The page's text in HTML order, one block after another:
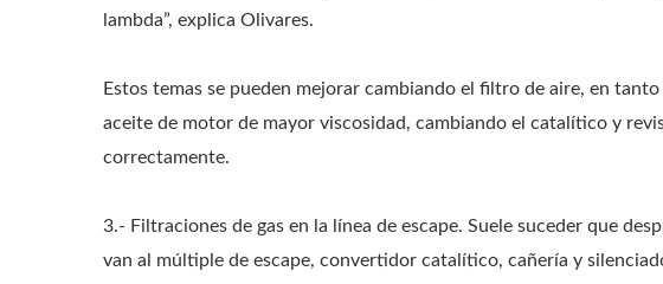
lambda”, explica Olivares.
Estos temas se pueden mejorar cambiando el filtro de aire, en
aceite de motor de mayor viscosidad, cambiando el catalítico y
correctamente.
3.- Filtraciones de gas en la línea de escape. Suele suceder que
van al múltiple de escape, convertidor catalítico, cañería y